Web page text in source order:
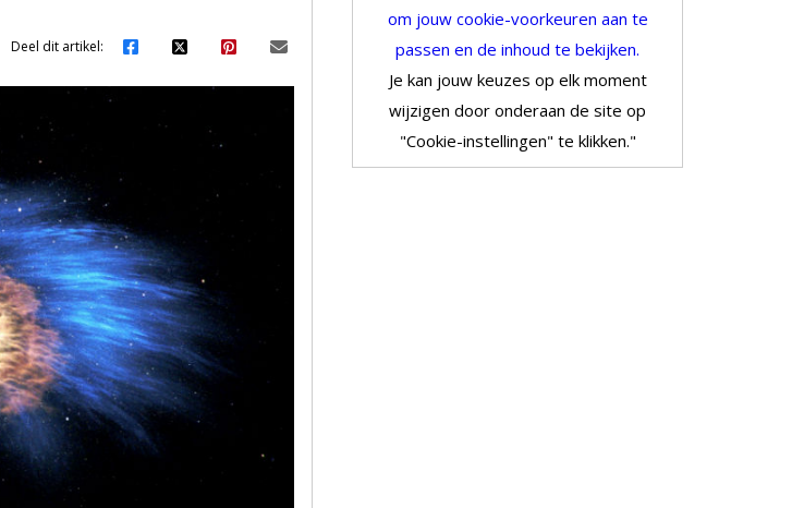
Deel dit artikel:
om jouw cookie-voorkeuren aan te
passen en de inhoud te bekijken.
Je kan jouw keuzes op elk moment
wijzigen door onderaan de site op
"Cookie-instellingen" te klikken."